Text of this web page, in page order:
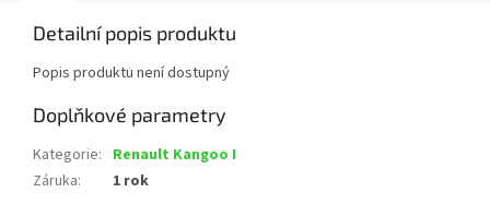
Detailní popis produktu
Popis produktu není dostupný
Doplňkové parametry
Kategorie: Renault Kangoo I
Záruka: 1 rok